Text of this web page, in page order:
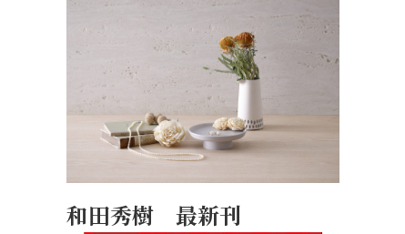
和田秀樹 最新刊